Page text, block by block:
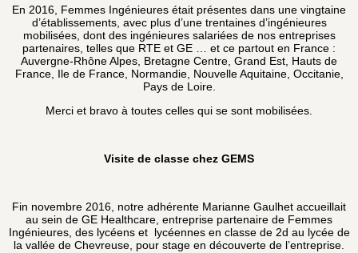
En 2016, Femmes Ingénieures était présentes dans une vingtaine
d’établissements, avec plus d’une trentaines d’ingénieures
mobilisées, dont des ingénieures salariées de nos entreprises
partenaires, telles que RTE et GE … et ce partout en France :
Auvergne-Rhône Alpes, Bretagne Centre, Grand Est, Hauts de
France, Ile de France, Normandie, Nouvelle Aquitaine, Occitanie,
Pays de Loire.
Merci et bravo à toutes celles qui se sont mobilisées.
Visite de classe chez GEMS
Fin novembre 2016, notre adhérente Marianne Gaulhet accueillait
au sein de GE Healthcare, entreprise partenaire de Femmes
Ingénieures, des lycéens et lycéennes en classe de 2d au lycée de
la vallée de Chevreuse, pour stage en découverte de l’entreprise.